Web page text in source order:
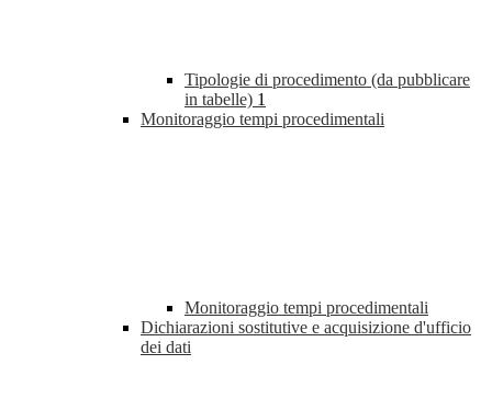
Tipologie di procedimento (da pubblicare
in tabelle) 1
Monitoraggio tempi procedimentali
Monitoraggio tempi procedimentali
Dichiarazioni sostitutive e acquisizione d'ufficio
dei dati